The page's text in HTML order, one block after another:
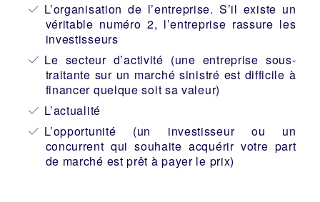
L’organisation de l’entreprise. S’il existe un
véritable numéro 2, l’entreprise rassure les
investisseurs
Le secteur d’activité (une entreprise sous-
traitante sur un marché sinistré est difficile à
financer quelque soit sa valeur)
L’actualité
L’opportunité (un investisseur ou un
concurrent qui souhaite acquérir votre part
de marché est prêt à payer le prix)